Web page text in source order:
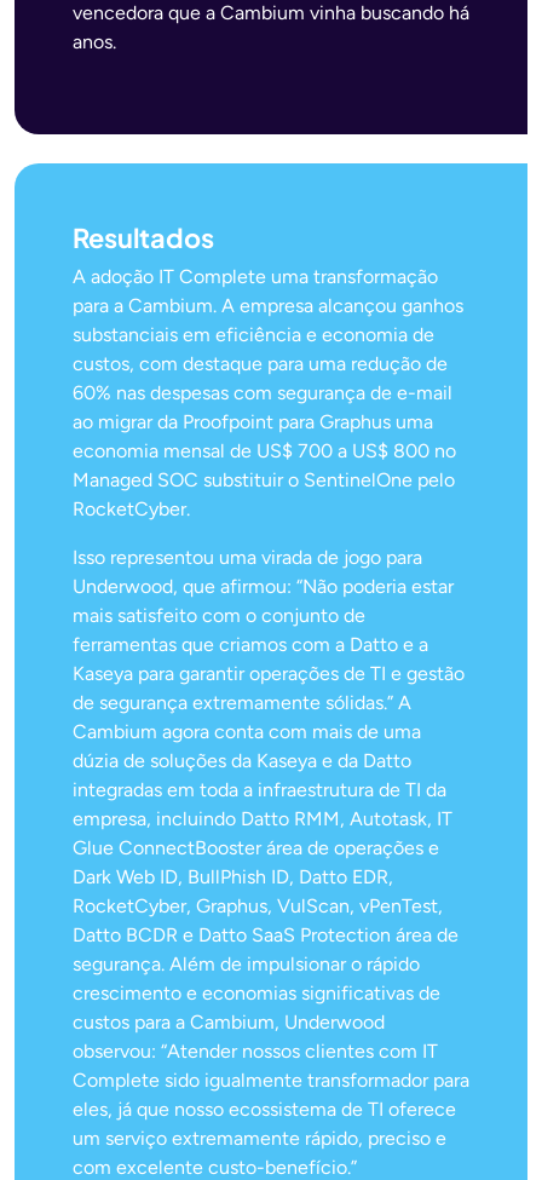
vencedora que a Cambium vinha buscando há
anos.
Resultados
A adoção IT Complete uma transformação
para a Cambium. A empresa alcançou ganhos
substanciais em eficiência e economia de
custos, com destaque para uma redução de
60% nas despesas com segurança de e-mail
ao migrar da Proofpoint para Graphus uma
economia mensal de US$ 700 a US$ 800 no
Managed SOC substituir o SentinelOne pelo
RocketCyber.
Isso representou uma virada de jogo para
Underwood, que afirmou: “Não poderia estar
mais satisfeito com o conjunto de
ferramentas que criamos com a Datto e a
Kaseya para garantir operações de TI e gestão
de segurança extremamente sólidas.” A
Cambium agora conta com mais de uma
dúzia de soluções da Kaseya e da Datto
integradas em toda a infraestrutura de TI da
empresa, incluindo Datto RMM, Autotask, IT
Glue ConnectBooster área de operações e
Dark Web ID, BullPhish ID, Datto EDR,
RocketCyber, Graphus, VulScan, vPenTest,
Datto BCDR e Datto SaaS Protection área de
segurança. Além de impulsionar o rápido
crescimento e economias significativas de
custos para a Cambium, Underwood
observou: “Atender nossos clientes com IT
Complete sido igualmente transformador para
eles, já que nosso ecossistema de TI oferece
um serviço extremamente rápido, preciso e
com excelente custo-benefício.”